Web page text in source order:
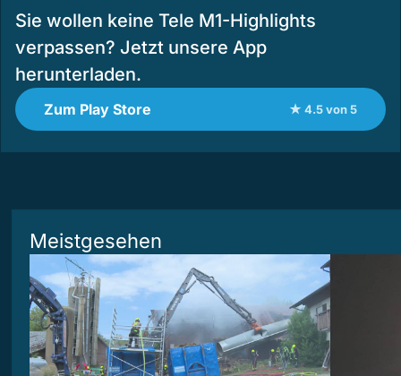
Sie wollen keine Tele M1-Highlights
verpassen? Jetzt unsere App
herunterladen.
Zum Play Store ★ 4.5 von 5
Meistgesehen